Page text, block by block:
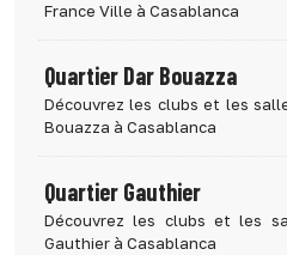
France Ville à Casablanca
Quartier Dar Bouazza
Découvrez les clubs et les
Bouazza à Casablanca
Quartier Gauthier
Découvrez les clubs et les
Gauthier à Casablanca